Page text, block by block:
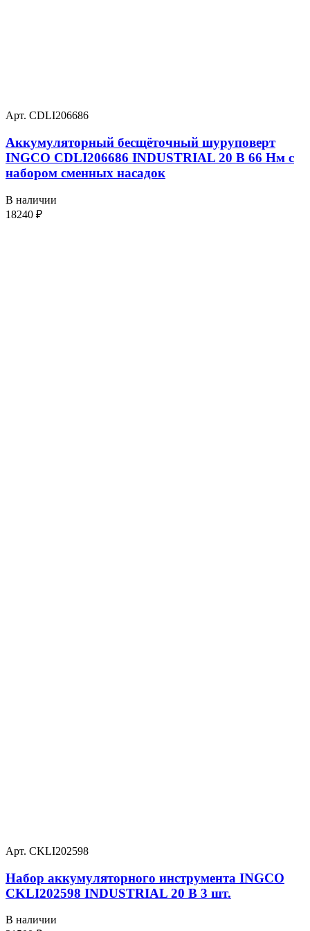
Арт. CDLI206686
Аккумуляторный бесщёточный шуруповерт
INGCO CDLI206686 INDUSTRIAL 20 В 66 Нм с
набором сменных насадок
В наличии
18240 ₽
Арт. CKLI202598
Набор аккумуляторного инструмента INGCO
CKLI202598 INDUSTRIAL 20 В 3 шт.
В наличии